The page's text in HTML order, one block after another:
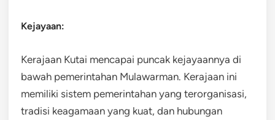
Kejayaan:
Kerajaan Kutai mencapai puncak kejayaannya di
bawah pemerintahan Mulawarman. Kerajaan ini
memiliki sistem pemerintahan yang terorganisasi,
tradisi keagamaan yang kuat, dan hubungan